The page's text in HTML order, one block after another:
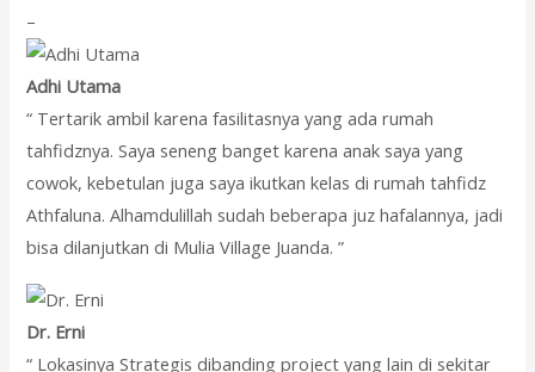
–
Adhi Utama
“ Tertarik ambil karena fasilitasnya yang ada rumah
tahfidznya. Saya seneng banget karena anak saya yang
cowok, kebetulan juga saya ikutkan kelas di rumah tahfidz
Athfaluna. Alhamdulillah sudah beberapa juz hafalannya, jadi
bisa dilanjutkan di Mulia Village Juanda. ”
Dr. Erni
“ Lokasinya Strategis dibanding project yang lain di sekitar